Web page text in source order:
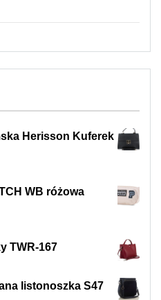
Herisson Kuferek
WB różowa
TWR-167
listonoszka S47